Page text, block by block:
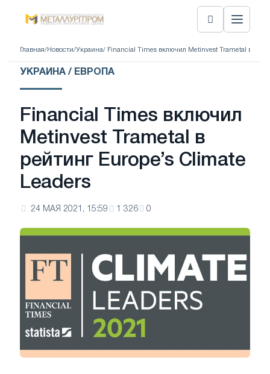
Главная/ Новости/Украина/ Financial Times включил Metinvest Trametal в
УКРАИНА / ЕВРОПА
Financial Times включил
Metinvest Trametal в
рейтинг Europe’s Climate
Leaders
24 МАЯ 2021, 15:59 1 326 0